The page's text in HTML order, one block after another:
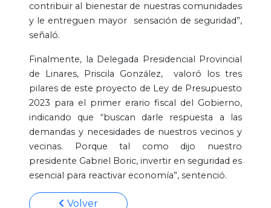
contribuir al bienestar de nuestras comunidades
y le entreguen mayor sensación de seguridad”,
señaló.
Finalmente, la Delegada Presidencial Provincial
de Linares, Priscila González, valoró los tres
pilares de este proyecto de Ley de Presupuesto
2023 para el primer erario fiscal del Gobierno,
indicando que “buscan darle respuesta a las
demandas y necesidades de nuestros vecinos y
vecinas. Porque tal como dijo nuestro
presidente Gabriel Boric, invertir en seguridad es
esencial para reactivar economía”, sentenció.
Volver